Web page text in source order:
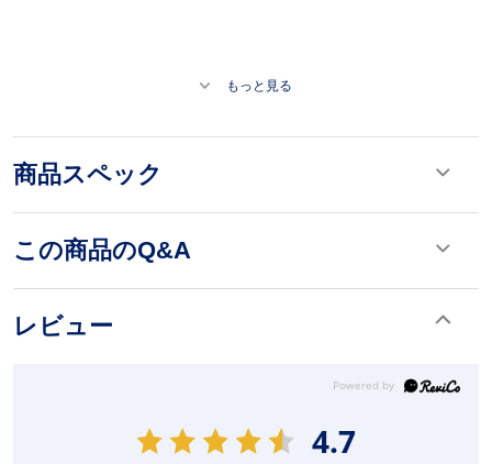
もっと見る
商品スペック
この商品のQ&A
レビュー
4.7